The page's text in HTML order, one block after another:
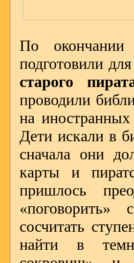
По окончании
подготовили
старого
проводили
на
Дети искали в
сначала они
карты и
пришлось
сосчитать
найти в